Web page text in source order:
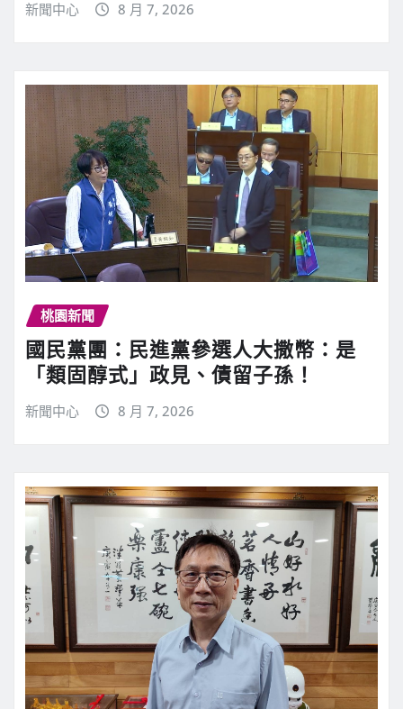
新聞中心 8 月 7, 2026
桃園新聞
國民黨團：民進黨參選人大撒幣：是
「類固醇式」政見、債留子孫！
新聞中心 8 月 7, 2026